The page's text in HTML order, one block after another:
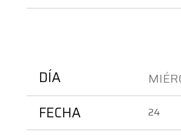
DÍA
FECHA 24